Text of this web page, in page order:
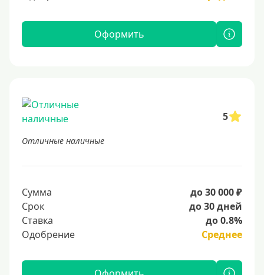
Оформить
5
Отличные наличные
Сумма
до 30 000 ₽
Срок
до 30 дней
Ставка
до 0.8%
Одобрение
Среднее